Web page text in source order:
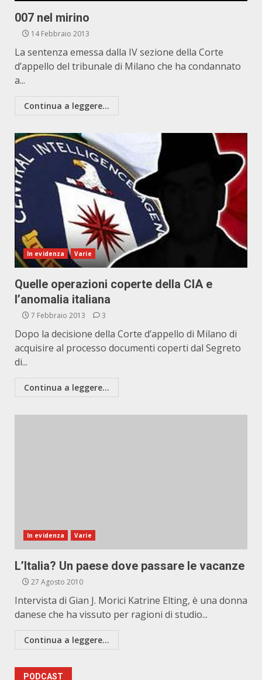
007 nel mirino
14 Febbraio 2013
La sentenza emessa dalla IV sezione della Corte
d’appello del tribunale di Milano che ha condannato
a...
Continua a leggere...
In evidenza Varie
Quelle operazioni coperte della CIA e
l’anomalia italiana
7 Febbraio 2013 3
Dopo la decisione della Corte d’appello di Milano di
acquisire al processo documenti coperti dal Segreto
di...
Continua a leggere...
In evidenza Varie
L’Italia? Un paese dove passare le vacanze
27 Agosto 2010
Intervista di Gian J. Morici Katrine Elting, è una donna
danese che ha vissuto per ragioni di studio...
Continua a leggere...
PODCAST